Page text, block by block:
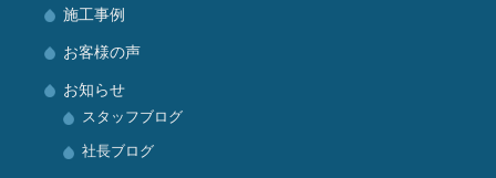
施工事例
お客様の声
お知らせ
スタッフブログ
社長ブログ